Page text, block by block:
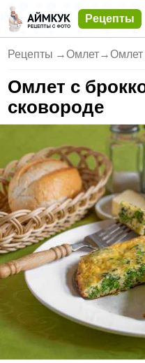
Рецепты
Рецепты →Омлет→Омлет
Омлет с
сковороде